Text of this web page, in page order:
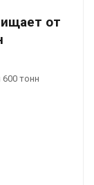
от
тонн